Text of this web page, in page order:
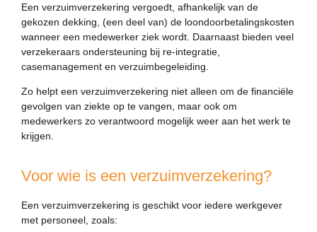
Een verzuimverzekering vergoedt, afhankelijk van de
gekozen dekking, (een deel van) de loondoorbetalingskosten
wanneer een medewerker ziek wordt. Daarnaast bieden veel
verzekeraars ondersteuning bij re-integratie,
casemanagement en verzuimbegeleiding.
Zo helpt een verzuimverzekering niet alleen om de financiële
gevolgen van ziekte op te vangen, maar ook om
medewerkers zo verantwoord mogelijk weer aan het werk te
krijgen.
Voor wie is een verzuimverzekering?
Een verzuimverzekering is geschikt voor iedere werkgever
met personeel, zoals: